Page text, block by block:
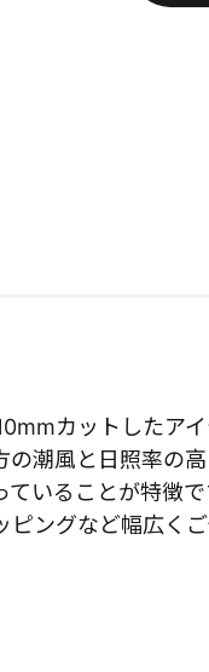
カットしたア
潮風と日照率の
いることが特徴で
ングなど幅広くご